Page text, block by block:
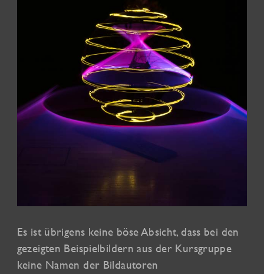
Es ist übrigens keine böse Absicht, dass bei den
gezeigten Beispielbildern aus der Kursgruppe
keine Namen der Bildautoren